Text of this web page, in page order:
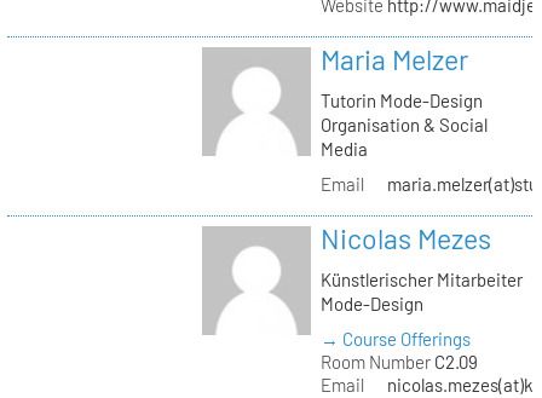
Website http://
Maria Melzer
Tutorin Mode-Design
Organisation & Social
Media
Email
Nicolas Mezes
Künstlerischer Mitarbeiter
Mode-Design
→ Course Offerings
Room NumberC2.09
Email